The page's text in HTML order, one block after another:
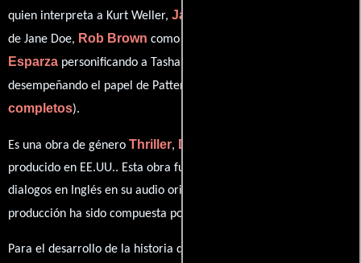
quien interpreta a Kurt Weller, Jaimie Alexander
de Jane Doe, Rob Brown como Edgar Reade,
Esparza personificando a Tasha Zapata y
desempeñando el papel de Patterson (
completos).
Es una obra de género Thriller, Drama
producido en EE.UU.. Esta obra fue grabado originalmente con
dialogos en Inglés en su audio original. La banda sonora para esta
producción ha sido compuesta por
Para el desarrollo de la historia que cuenta esta obra, se